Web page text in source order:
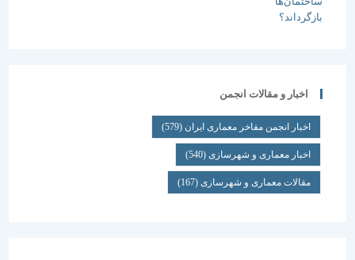
اخبار و مقالات انجمن
اخبار انجمن مفاخر معماری ایران (579)
اخبار معماری و شهرسازی(540)
مقالات معماری و شهرسازی(167)